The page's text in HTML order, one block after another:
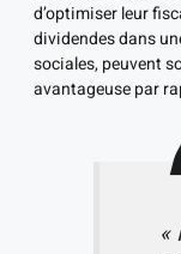
d’optimiser leur
dividendes dans
sociales, peuvent
avantageuse par
«